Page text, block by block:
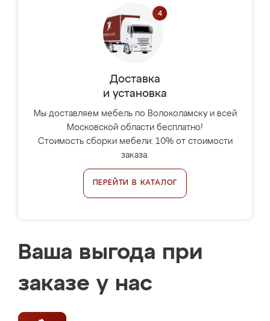
Доставка
и установка
Мы доставляем мебель по Волоколамску и всей
Московской области бесплатно!
Стоимость сборки мебели: 10% от стоимости
заказа.
ПЕРЕЙТИ В КАТАЛОГ
Ваша выгода при
заказе у нас